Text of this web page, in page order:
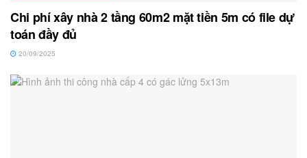
Chi phí xây nhà 2 tầng 60m2 mặt tiền 5m có file dự
toán đầy đủ
20/09/2025